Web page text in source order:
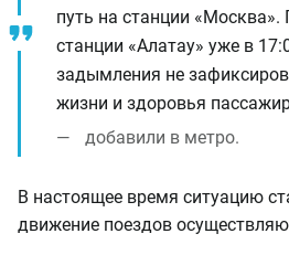
путь на станции «Москва».
станции «Алатау» уже в
задымления не
жизни и здоровья
добавили в метро.
В настоящее время ситуацию
движение поездов